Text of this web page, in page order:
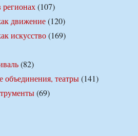
регионах(107)
движение(120)
искусство(169)
(82)
объединения, театры(141)
(69)